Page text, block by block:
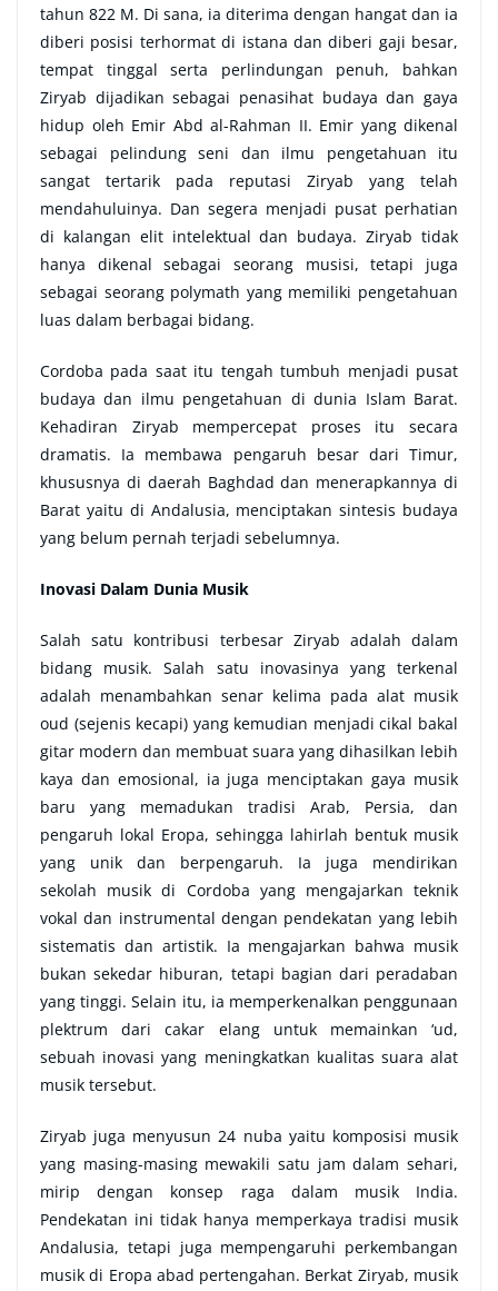
tahun 822 M. Di sana, ia diterima dengan hangat dan ia
diberi posisi terhormat di istana dan diberi gaji besar,
tempat tinggal serta perlindungan penuh, bahkan
Ziryab dijadikan sebagai penasihat budaya dan gaya
hidup oleh Emir Abd al-Rahman II. Emir yang dikenal
sebagai pelindung seni dan ilmu pengetahuan itu
sangat tertarik pada reputasi Ziryab yang telah
mendahuluinya. Dan segera menjadi pusat perhatian
di kalangan elit intelektual dan budaya. Ziryab tidak
hanya dikenal sebagai seorang musisi, tetapi juga
sebagai seorang polymath yang memiliki pengetahuan
luas dalam berbagai bidang.
Cordoba pada saat itu tengah tumbuh menjadi pusat
budaya dan ilmu pengetahuan di dunia Islam Barat.
Kehadiran Ziryab mempercepat proses itu secara
dramatis. Ia membawa pengaruh besar dari Timur,
khususnya di daerah Baghdad dan menerapkannya di
Barat yaitu di Andalusia, menciptakan sintesis budaya
yang belum pernah terjadi sebelumnya.
Inovasi Dalam Dunia Musik
Salah satu kontribusi terbesar Ziryab adalah dalam
bidang musik. Salah satu inovasinya yang terkenal
adalah menambahkan senar kelima pada alat musik
oud (sejenis kecapi) yang kemudian menjadi cikal bakal
gitar modern dan membuat suara yang dihasilkan lebih
kaya dan emosional, ia juga menciptakan gaya musik
baru yang memadukan tradisi Arab, Persia, dan
pengaruh lokal Eropa, sehingga lahirlah bentuk musik
yang unik dan berpengaruh. Ia juga mendirikan
sekolah musik di Cordoba yang mengajarkan teknik
vokal dan instrumental dengan pendekatan yang lebih
sistematis dan artistik. Ia mengajarkan bahwa musik
bukan sekedar hiburan, tetapi bagian dari peradaban
yang tinggi. Selain itu, ia memperkenalkan penggunaan
plektrum dari cakar elang untuk memainkan ‘ud,
sebuah inovasi yang meningkatkan kualitas suara alat
musik tersebut.
Ziryab juga menyusun 24 nuba yaitu komposisi musik
yang masing-masing mewakili satu jam dalam sehari,
mirip dengan konsep raga dalam musik India.
Pendekatan ini tidak hanya memperkaya tradisi musik
Andalusia, tetapi juga mempengaruhi perkembangan
musik di Eropa abad pertengahan. Berkat Ziryab, musik